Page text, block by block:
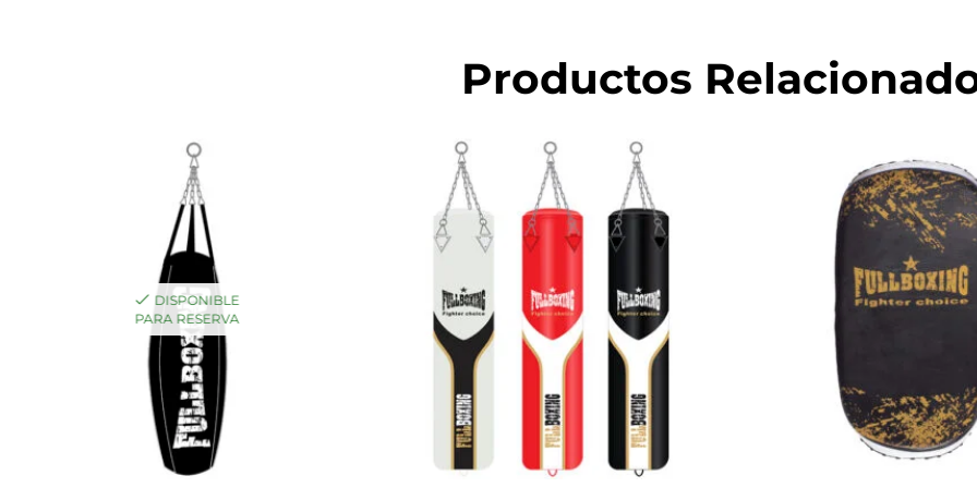
Productos
DISPONIBLE
PARA RESERVA